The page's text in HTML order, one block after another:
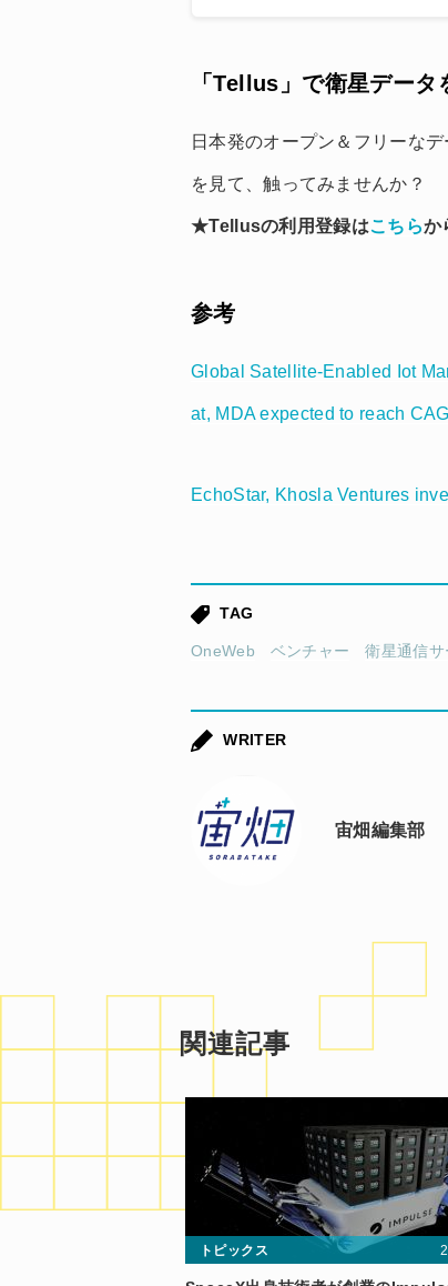
「Tellus」で衛星データ
日本発のオープン＆フリーな
を見て、触ってみませんか？
★Tellusの利用登録はこちらか
参考
Global Satellite-Enabled Iot
at, MDA expected to reach
EchoStar, Khosla Ventures
TAG
OneWeb ベンチャー 衛星通信サ
WRITER
宙畑編集部
関連記事
トピックス